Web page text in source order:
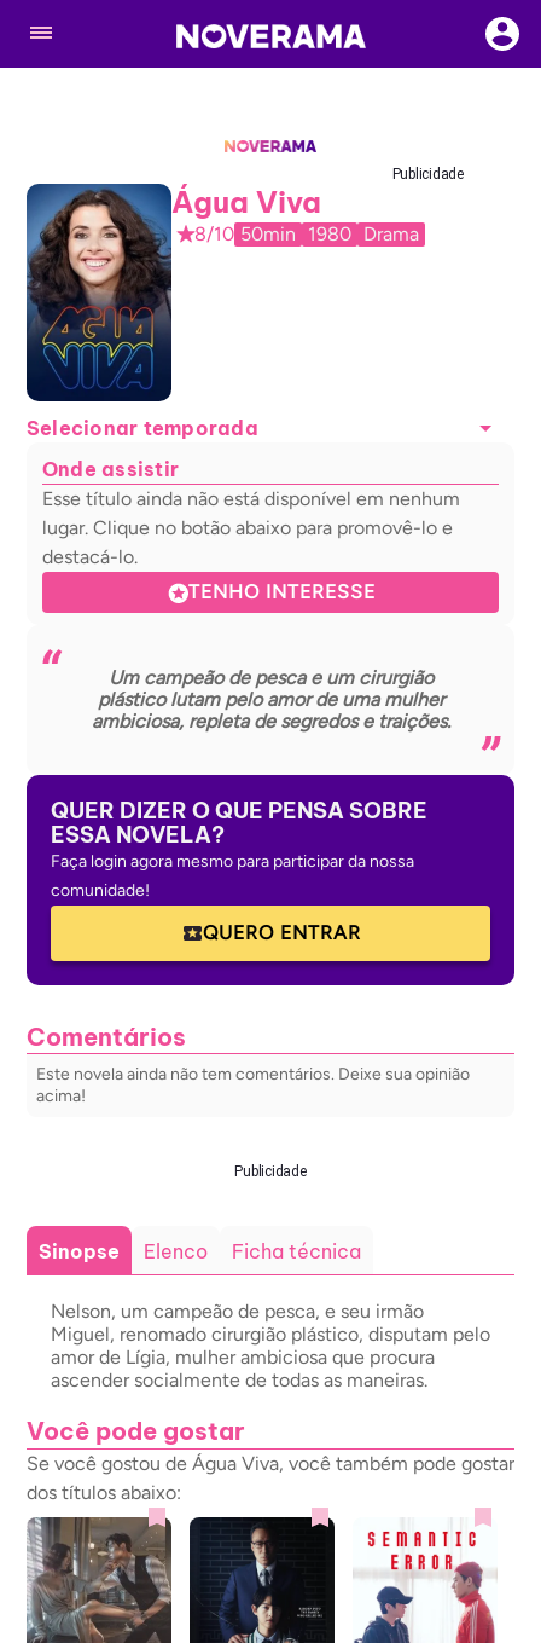
Publicidade
Água Viva
8/10 50min 1980 Drama
Selecionar temporada
Onde assistir
Esse título ainda não está disponível em nenhum
lugar. Clique no botão abaixo para promovê-lo e
destacá-lo.
TENHO INTERESSE
Um campeão de pesca e um cirurgião
plástico lutam pelo amor de uma mulher
ambiciosa, repleta de segredos e traições.
QUER DIZER O QUE PENSA SOBRE
ESSA NOVELA?
Faça login agora mesmo para participar da nossa
comunidade!
QUERO ENTRAR
Comentários
Este novela ainda não tem comentários. Deixe sua opinião
acima!
Publicidade
Sinopse Elenco Ficha técnica
Nelson, um campeão de pesca, e seu irmão
Miguel, renomado cirurgião plástico, disputam pelo
amor de Lígia, mulher ambiciosa que procura
ascender socialmente de todas as maneiras.
Você pode gostar
Se você gostou de Água Viva, você também pode gostar
dos títulos abaixo: